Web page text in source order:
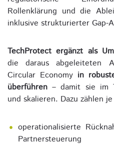
Rollenklärung und die
inklusive strukturierter Gap-
TechProtect ergänzt als
die daraus abgeleiteten
Circular Economy in
überführen – damit sie im
und skalieren. Dazu zählen
operationalisierte
Partnersteuerung